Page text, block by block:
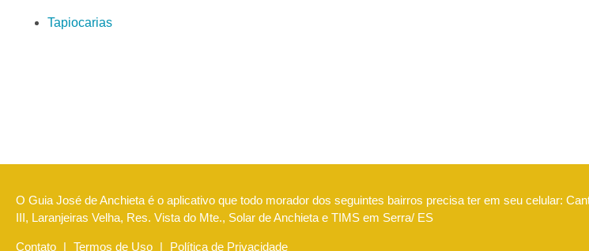
Tapiocarias
O Guia José de Anchieta é o aplicativo que todo morador dos seguintes bairros precisa ter em seu celular:
III, Laranjeiras Velha, Res. Vista do Mte., Solar de Anchieta e TIMS em Serra/ ES
Contato | Termos de Uso | Política de Privacidade